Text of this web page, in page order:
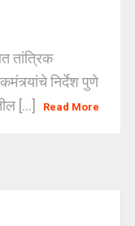
तांत्रिक
निर्देश पुणे
[...]
Read More